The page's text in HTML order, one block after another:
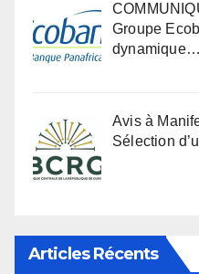
Groupe
dynamique…
Avis à
Sélection
Articles Récents